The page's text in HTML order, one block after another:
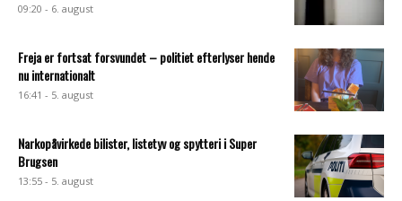
09:20 - 6. august
Freja er fortsat forsvundet – politiet efterlyser hende
nu internationalt
16:41 - 5. august
Narkopåvirkede bilister, listetyv og spytteri i Super
Brugsen
13:55 - 5. august